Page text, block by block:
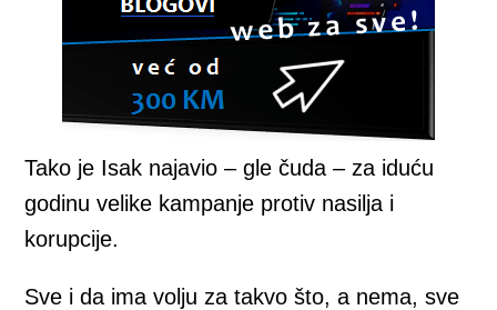
Tako je Isak najavio – gle čuda – za iduću
godinu velike kampanje protiv nasilja i
korupcije.
Sve i da ima volju za takvo što, a nema, sve